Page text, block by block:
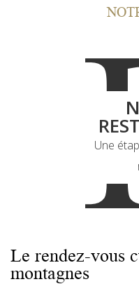
Une
Le rendez-vous
montagnes